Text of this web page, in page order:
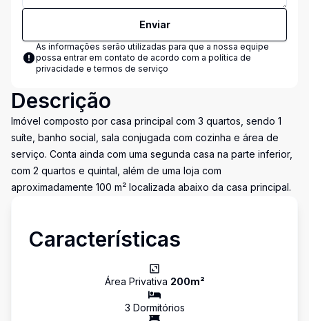
Enviar
As informações serão utilizadas para que a nossa equipe
possa entrar em contato de acordo com a política de
privacidade e termos de serviço
Descrição
Imóvel composto por casa principal com 3 quartos, sendo 1
suíte, banho social, sala conjugada com cozinha e área de
serviço. Conta ainda com uma segunda casa na parte inferior,
com 2 quartos e quintal, além de uma loja com
aproximadamente 100 m² localizada abaixo da casa principal.
Características
Área Privativa 200m²
3 Dormitórios